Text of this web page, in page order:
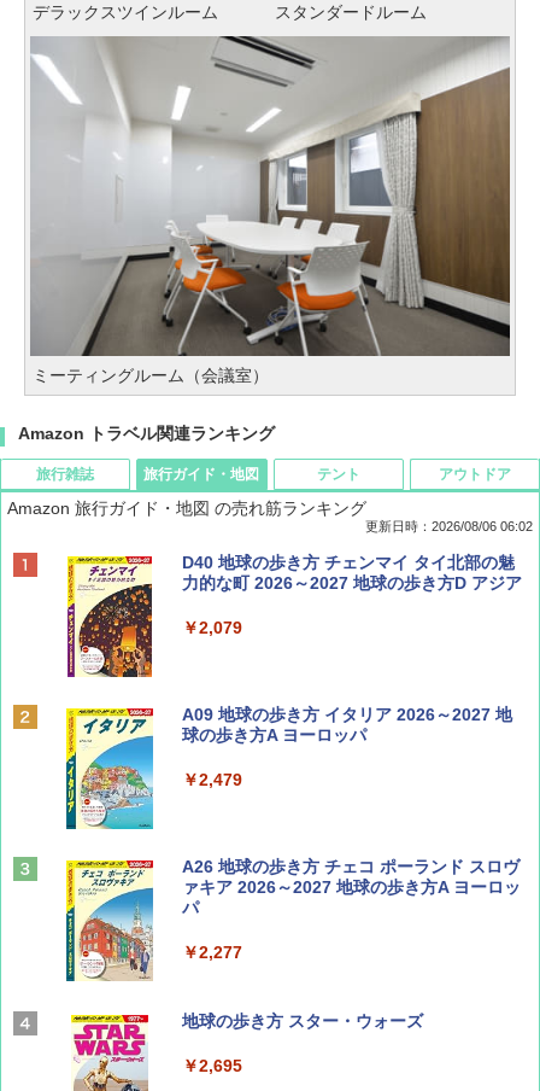
デラックスツインルーム スタンダードルーム
ミーティングルーム（会議室）
Amazon トラベル関連ランキング
旅行雑誌
ディズニーファン ２０２６年 ９月号 [雑
誌] (ＤＩＳＮＥＹ ＦＡＮ)
￥713
Coyote No.89 特集 星野道夫 夢見る旅
山と溪谷 2026年8月号「南アルプス大全」
￥1,540
AIRLINE（エアライン）2026年9月号【特
旅行ガイド・地図
Amazon 旅行ガイド・地図 の売れ筋ランキング
更新日時：2026/08/06 06:02
D40 地球の歩き方 チェンマイ タイ北部の魅
力的な町 2026～2027 地球の歩き方D アジア
￥2,079
A09 地球の歩き方 イタリア 2026～2027 地
球の歩き方A ヨーロッパ
￥2,479
A26 地球の歩き方 チェコ ポーランド スロヴ
ァキア 2026～2027 地球の歩き方A ヨーロッ
パ
￥2,277
地球の歩き方 スター・ウォーズ
￥2,695
テント アウトドア